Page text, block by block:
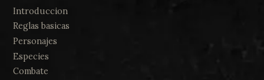
Introduccion
Reglas basicas
Personajes
Especies
Combate